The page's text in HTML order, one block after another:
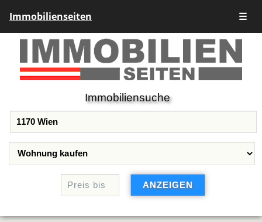
Immobilienseiten ☰
Immobiliensuche